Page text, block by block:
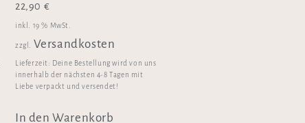
22,90 €
inkl. 19 % MwSt.
zzgl. Versandkosten
Lieferzeit: Deine Bestellung wird von uns
innerhalb der nächsten 4-8 Tagen mit
Liebe verpackt und versendet!
In den Warenkorb